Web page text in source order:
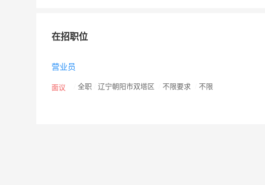
在招职位
营业员
面议 全职 辽宁朝阳市双塔区 不限要求 不限